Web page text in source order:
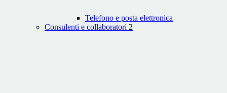
Telefono e posta elettronica
Consulenti e collaboratori 2